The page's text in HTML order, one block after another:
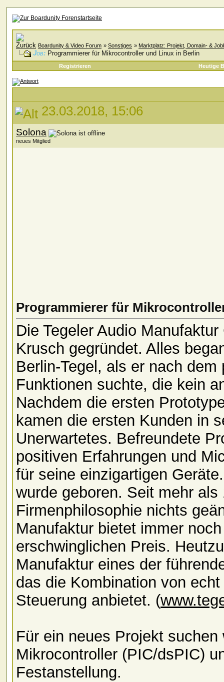
Boardunity & Video Forum » Sonstiges » Marktplatz: Projekt, Domain- &
Job: Programmierer für Mikrocontroller und Linux in Berlin
Registrieren Heutige
23.03.2018, 15:06
Solona
neues Mitglied
Programmierer für
Die Tegeler Audio
Krusch gegründet. Alles
Berlin-Tegel, als er nach
Funktionen suchte, die kein
Nachdem die ersten
kamen die ersten Kunden in
Unerwartetes. Befreundete
positiven Erfahrungen und
für seine einzigartigen
wurde geboren. Seit mehr
Firmenphilosophie nichts
Manufaktur bietet immer
erschwinglichen Preis.
Manufaktur eines der
das die Kombination von
Steuerung anbietet. (
Für ein neues Projekt
Mikrocontroller (PIC/dsPIC)
Festanstellung.